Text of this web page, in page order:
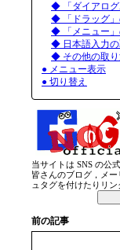
◆ 「ダイアログ
◆ 「ドラッグ」
◆ 「メニュー」
◆ 日本語入力の
◆ その他の取り
● メニュー表示
● 切り替え
当サイトは SNS の公
皆さんのブログ，メ
ュタグを付けたりリ
前の記事